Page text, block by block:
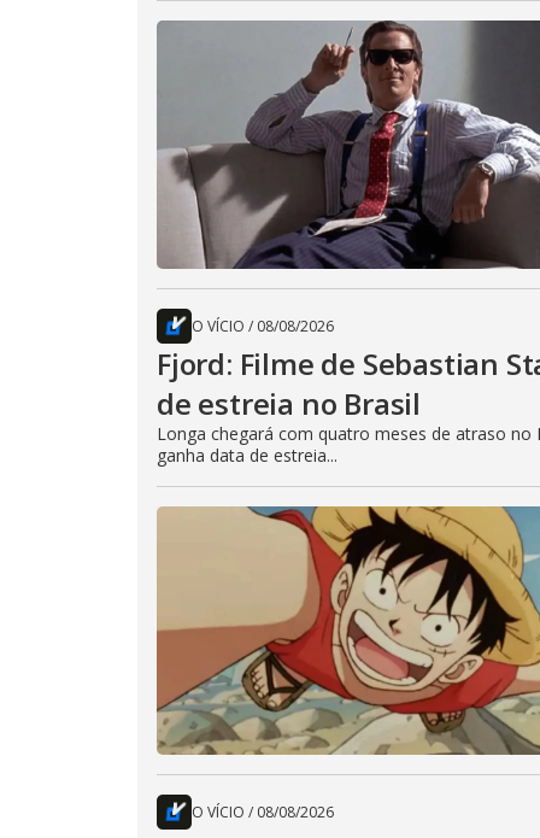
O VÍCIO / 08/08/2026
Fjord: Filme de Sebastian
de estreia no Brasil
Longa chegará com quatro meses de atraso no
ganha data de estreia...
O VÍCIO / 08/08/2026